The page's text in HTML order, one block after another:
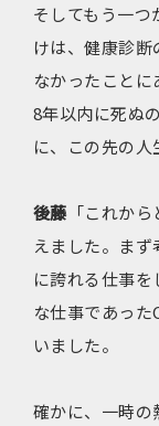
そしてもう一
けは、健康診
なかったこと
8年以内に死ぬ
に、この先の人
後藤「これから
えました。ま
に誇れる仕事
な仕事であっ
いました。
確かに、一時